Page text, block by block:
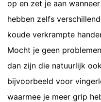
op en zet je aan
hebben zelfs
koude verkrampte
Mocht je geen
dan zijn die natuurlijk
bijvoorbeeld voor
waarmee je meer grip